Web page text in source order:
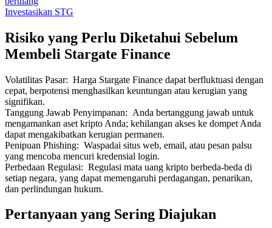
Investasikan STG
Risiko yang Perlu Diketahui Sebelum
Membeli Stargate Finance
Volatilitas Pasar: Harga Stargate Finance dapat berfluktuasi dengan
cepat, berpotensi menghasilkan keuntungan atau kerugian yang
signifikan.
Tanggung Jawab Penyimpanan: Anda bertanggung jawab untuk
mengamankan aset kripto Anda; kehilangan akses ke dompet Anda
dapat mengakibatkan kerugian permanen.
Penipuan Phishing: Waspadai situs web, email, atau pesan palsu
yang mencoba mencuri kredensial login.
Perbedaan Regulasi: Regulasi mata uang kripto berbeda-beda di
setiap negara, yang dapat memengaruhi perdagangan, penarikan,
dan perlindungan hukum.
Pertanyaan yang Sering Diajukan